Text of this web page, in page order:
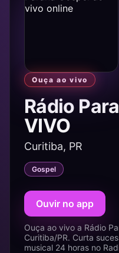
Ouça ao vivo
Rádio
VIVO
Curitiba, PR
Gospel
Ouvir no app
Ouça ao vivo a Rádio
Curitiba/PR. Curta
musical 24 horas no